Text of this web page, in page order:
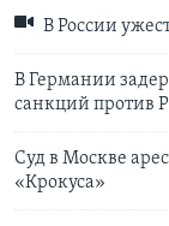
В России
В Германии
санкций против
Суд в Москве
«Крокуса»